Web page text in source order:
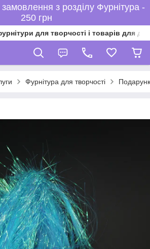
з розділу Фурнітура -
250 грн
для творчості і товарів для
Фурнітура для творчості